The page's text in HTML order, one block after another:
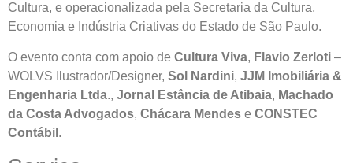
Cultura, e operacionalizada pela Secretaria da Cultura,
Economia e Indústria Criativas do Estado de São Paulo.
O evento conta com apoio de Cultura Viva, Flavio Zerloti –
WOLVS Ilustrador/Designer, Sol Nardini, JJM Imobiliária &
Engenharia Ltda., Jornal Estância de Atibaia, Machado
da Costa Advogados, Chácara Mendes e CONSTEC
Contábil .